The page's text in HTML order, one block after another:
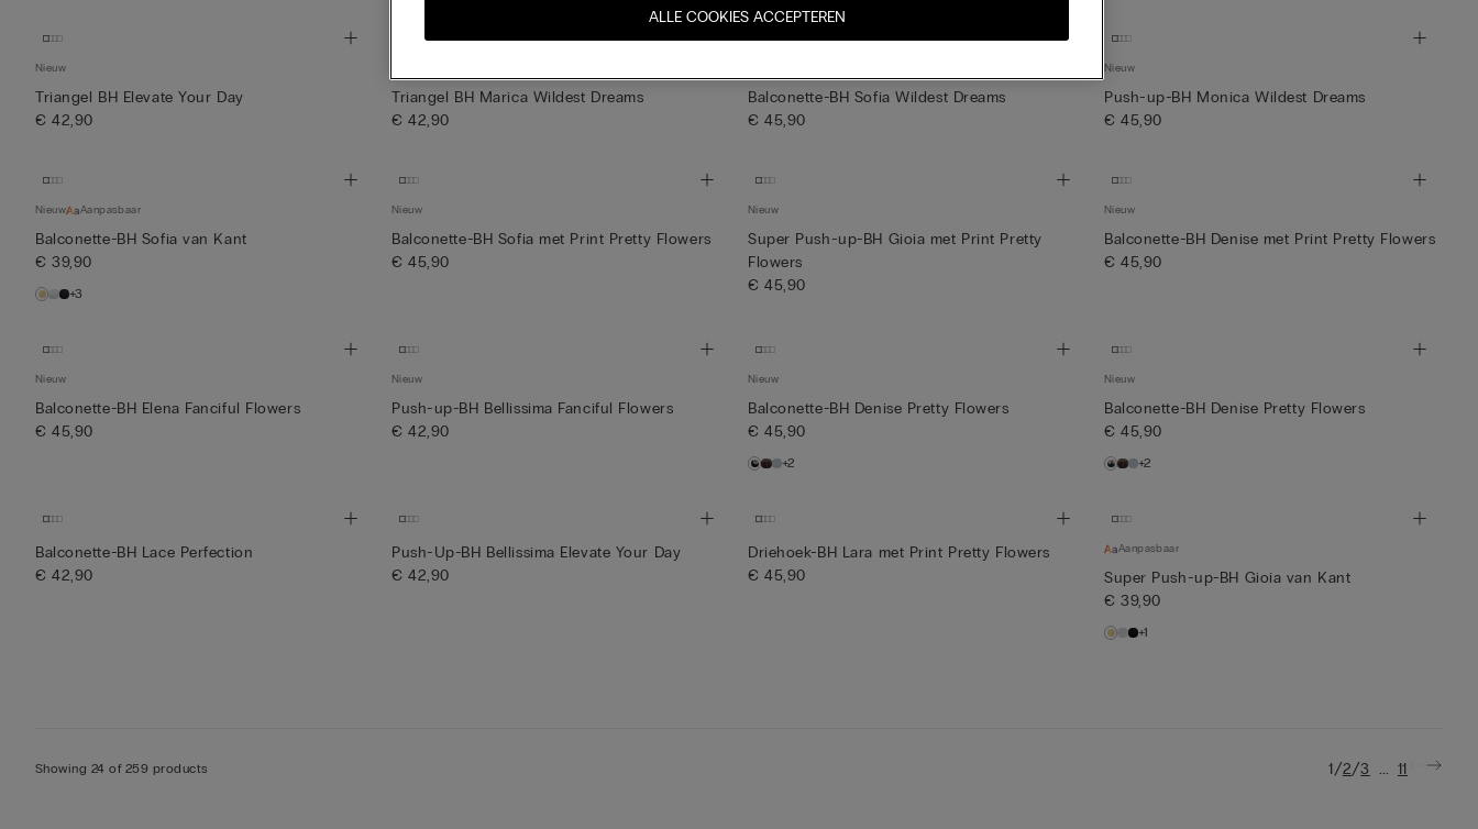
Nieuw
Triangel BH Elevate Your Day
€ 42,90
Triangel BH Marica Wildest Dreams
€ 42,90
Balconette-BH Sofia Wildest Dreams
€ 45,90
Nieuw
Push-up-BH Monica Wildest Dreams
€ 45,90
Nieuw Aanpasbaar
Balconette-BH Sofia van Kant
€ 39,90
+3
Nieuw
Balconette-BH Sofia met Print Pretty Flowers
€ 45,90
Nieuw
Super Push-up-BH Gioia met Print Pretty
Flowers
€ 45,90
Nieuw
Balconette-BH Denise met Print Pretty Flowers
€ 45,90
Nieuw
Balconette-BH Elena Fanciful Flowers
€ 45,90
Nieuw
Push-up-BH Bellissima Fanciful Flowers
€ 42,90
Nieuw
Balconette-BH Denise Pretty Flowers
€ 45,90
+2
Nieuw
Balconette-BH Denise Pretty Flowers
€ 45,90
+2
Balconette-BH Lace Perfection
€ 42,90
Push-Up-BH Bellissima Elevate Your Day
€ 42,90
Driehoek-BH Lara met Print Pretty Flowers
€ 45,90
Aanpasbaar
Super Push-up-BH Gioia van Kant
€ 39,90
+1
Showing 24 of 259 products 1/2/3 ... 11
ALLE COOKIES ACCEPTEREN